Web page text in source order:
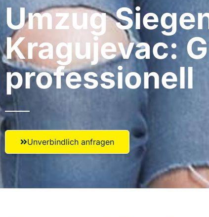
Umzug
Kragujevac:
professionell​
Unverbindlich anfragen